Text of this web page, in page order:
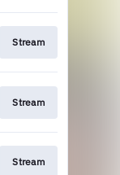
Stream
Stream
Stream